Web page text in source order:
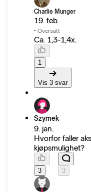
Charlie Munger
19. feb.
· Oversatt
Ca. 1,3-1,4x.
1
Vis 3 svar
Szymek
9. jan.
Hvorfor faller
kjøpsmulighet?
3 3